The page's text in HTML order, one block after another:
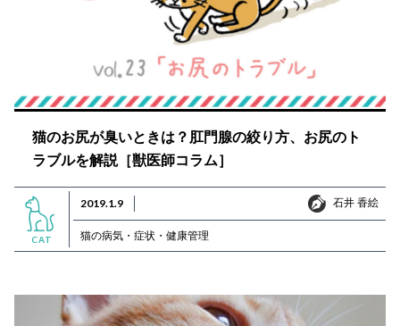
猫のお尻が臭いときは？肛門腺の絞り方、お尻のト
ラブルを解説［獣医師コラム］
CAT
2019.1.9 石井 香絵
石井 香絵
猫の病気・症状・健康管理